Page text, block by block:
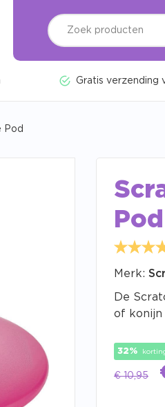
Gratis verzending
Pod
Pod
Merk:
De
of konijn
32%
€10,95